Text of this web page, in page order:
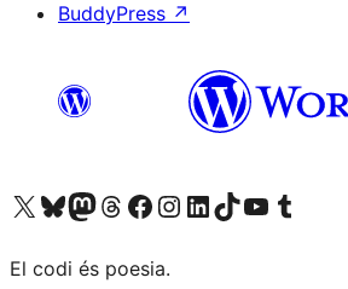
BuddyPress ↗
Visiteu el nostre compte X (abans Twitter)
Visiteu el nostre compte de Bluesky
Visiteu el nostre compte al Mastodon
Visiteu el nostre compte de Threads
Visiteu la nostra pàgina al Facebook
Visiteu el nostre compte d'Instagram
Visiteu el nostre compte de LinkedIn
Visiteu el nostre compte de TikTok
Visiteu el nostre canal al YouTube
Visiteu el nostre compte de Tumblr
El codi és poesia.